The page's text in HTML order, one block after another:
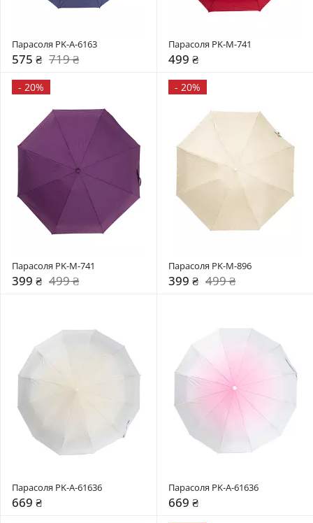
Парасоля PK-A-6163
575 ₴ 719 ₴
Парасоля PK-M-741
499 ₴
- 20%
Парасоля PK-M-741
399 ₴ 499 ₴
- 20%
Парасоля PK-M-896
399 ₴ 499 ₴
Парасоля PK-A-61636
669 ₴
Парасоля PK-A-61636
669 ₴